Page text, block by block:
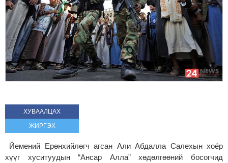
ХУВААЛЦАХ
ЖИРГЭХ
Йемений Ерөнхийлөгч агсан Али Абдалла Салехын хоёр
хүүг хуситуудын “Ансар Алла” хөдөлгөөний босогчид